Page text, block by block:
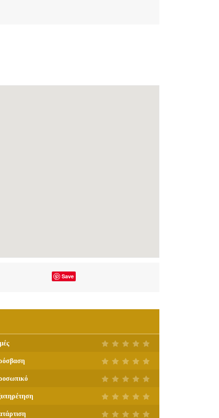
Save